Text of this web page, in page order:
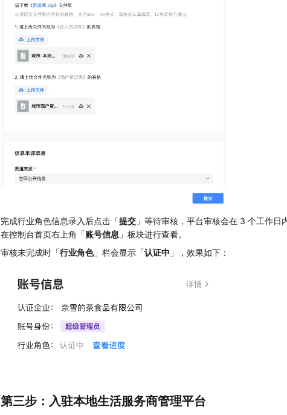
完成行业角色信息录入后点击「提交 」等待审核，平台审核会在 3 个工作
在控制台首页右上角「账号信息 」板块进行查看。
审核未完成时「行业角色」栏会显示「认证中 」，效果如下：
第三步：入驻本地生活服务商管理平台